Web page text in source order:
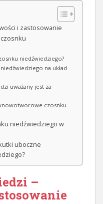
i zastosowanie
czosnku
niedźwiedziego?
na układ
uważany jest za
czosnku
niedźwiedziego w
uboczne
–